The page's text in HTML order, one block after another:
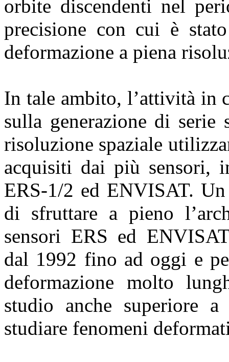
orbite discendenti nel
precisione con cui è
deformazione a piena
In tale ambito, l’attività in
sulla generazione di serie
risoluzione spaziale
acquisiti dai più sensori,
ERS-1/2 ed ENVISAT.
di sfruttare a pieno
sensori ERS ed
dal 1992 fino ad oggi e
deformazione molto
studio anche superiore
studiare fenomeni